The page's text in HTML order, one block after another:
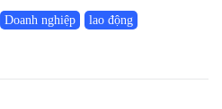
Doanh nghiệp lao động